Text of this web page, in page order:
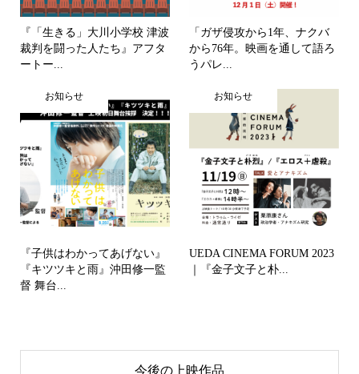
『「生きる」大川小学校 津波
裁判を闘った人たち』アフタ
ートー...
「ガザ侵攻から1年、ナクバ
から76年。映画を通して語ろ
うパレ...
お知らせ
『子供はわかってあげない』
『キツツキと雨』沖田修一監
督 舞台...
お知らせ
UEDA CINEMA FORUM 2023
｜『金子文子と朴...
今後の上映作品